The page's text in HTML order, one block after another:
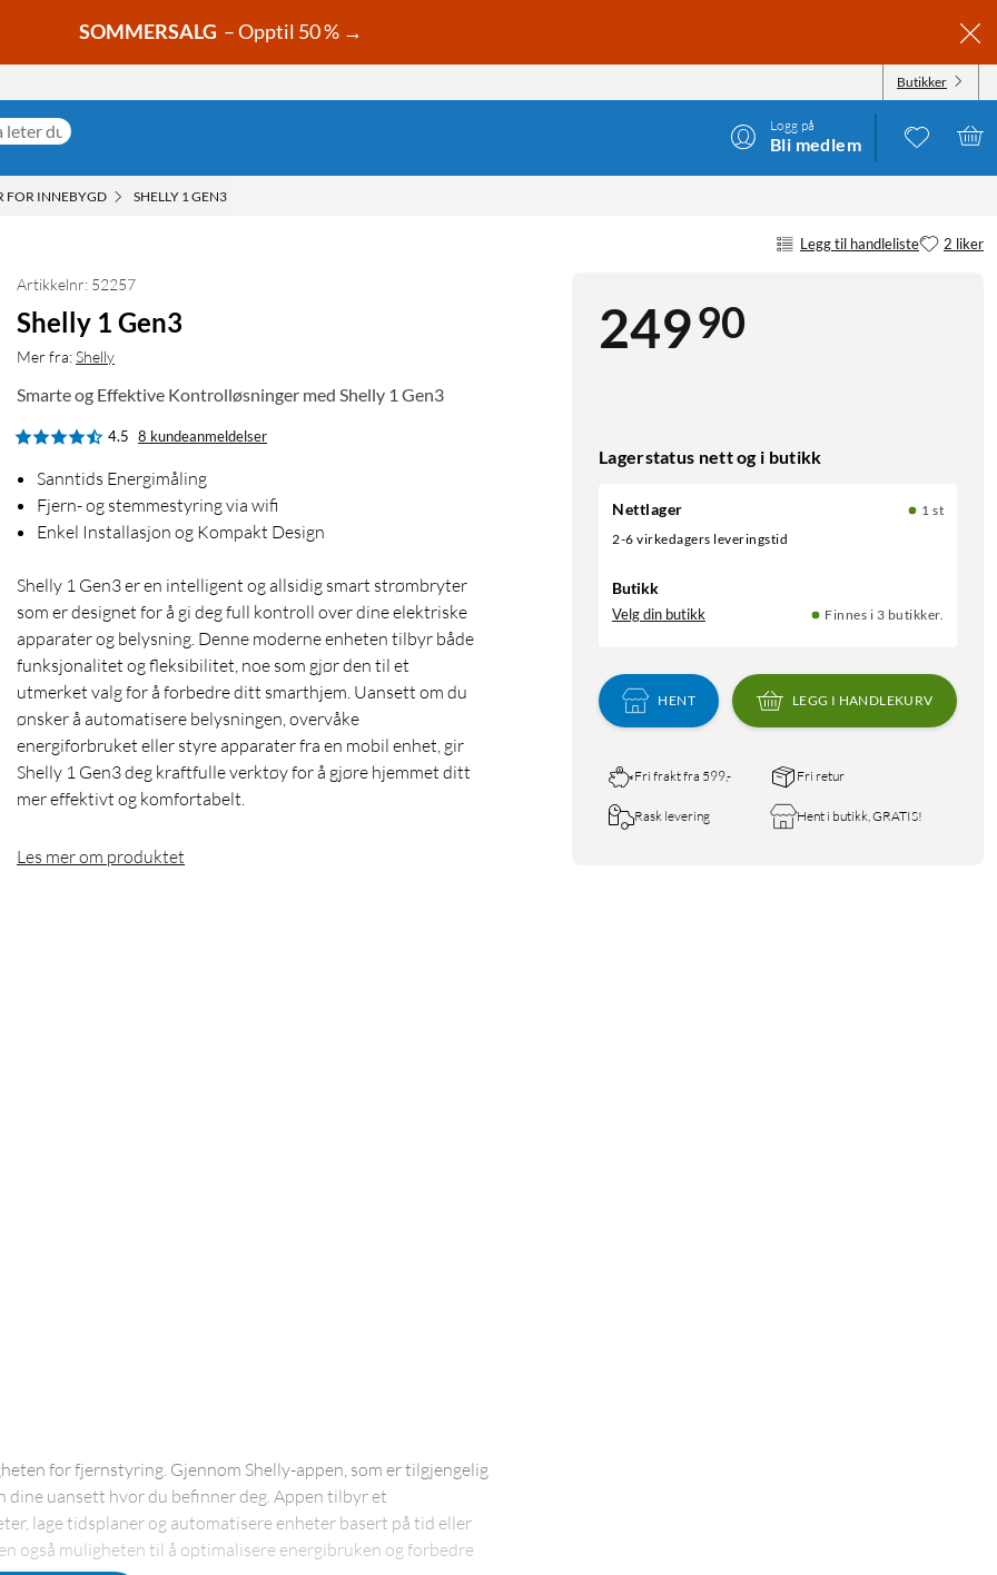
SOMMERSALG – Opptil 50 % →
Butikker
Logg på
Bli medlem
FOR INNEBYGD SHELLY 1 GEN3
Legg til handleliste 2 liker
24990
Lagerstatus nett og i butikk
Nettlager
1 st
2-6 virkedagers leveringstid
Butikk
Velg din butikk Finnes i 3 butikker.
HENT LEGG I HANDLEKURV
Fri frakt fra 599,- Fri retur
Rask levering Hent i butikk, GRATIS!
Artikkelnr: 52257
Shelly 1 Gen3
Mer fra:Shelly
Smarte og Effektive Kontrolløsninger med Shelly 1 Gen3
4.5 8 kundeanmeldelser
Sanntids Energimåling
Fjern- og stemmestyring via wifi
Enkel Installasjon og Kompakt Design
Shelly 1 Gen3 er en intelligent og allsidig smart strømbryter
som er designet for å gi deg full kontroll over dine elektriske
apparater og belysning. Denne moderne enheten tilbyr både
funksjonalitet og fleksibilitet, noe som gjør den til et
utmerket valg for å forbedre ditt smarthjem. Uansett om du
ønsker å automatisere belysningen, overvåke
energiforbruket eller styre apparater fra en mobil enhet, gir
Shelly 1 Gen3 deg kraftfulle verktøy for å gjøre hjemmet ditt
mer effektivt og komfortabelt.
Les mer om produktet
for fjernstyring. Gjennom Shelly-appen, som er tilgjengelig
dine uansett hvor du befinner deg. Appen tilbyr et
lage tidsplaner og automatisere enheter basert på tid eller
også muligheten til å optimalisere energibruken og forbedre